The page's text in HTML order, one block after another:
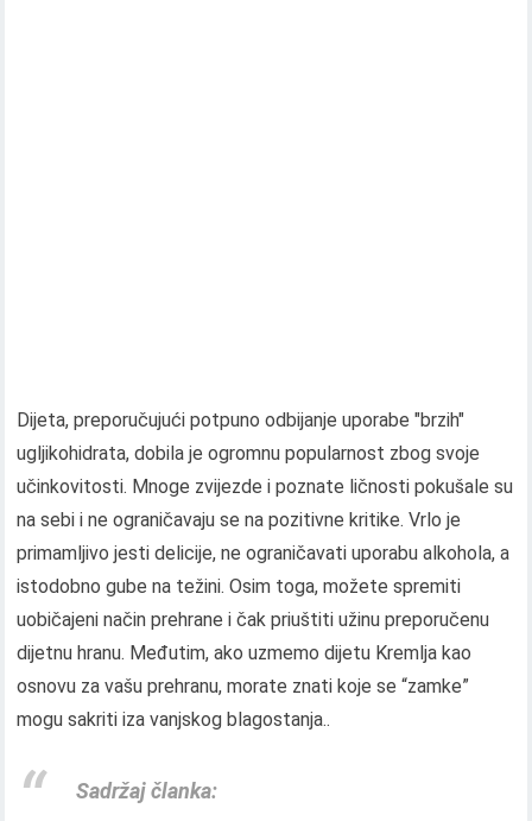
Dijeta, preporučujući potpuno odbijanje uporabe "brzih"
ugljikohidrata, dobila je ogromnu popularnost zbog svoje
učinkovitosti. Mnoge zvijezde i poznate ličnosti pokušale su
na sebi i ne ograničavaju se na pozitivne kritike. Vrlo je
primamljivo jesti delicije, ne ograničavati uporabu alkohola, a
istodobno gube na težini. Osim toga, možete spremiti
uobičajeni način prehrane i čak priuštiti užinu preporučenu
dijetnu hranu. Međutim, ako uzmemo dijetu Kremlja kao
osnovu za vašu prehranu, morate znati koje se “zamke”
mogu sakriti iza vanjskog blagostanja..
Sadržaj članka: